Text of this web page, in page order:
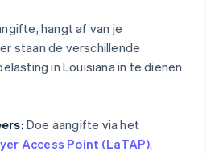
hangt af van je
staan de verschillende
in Louisiana in te dienen
Doe aangifte via het
Access Point (LaTAP).